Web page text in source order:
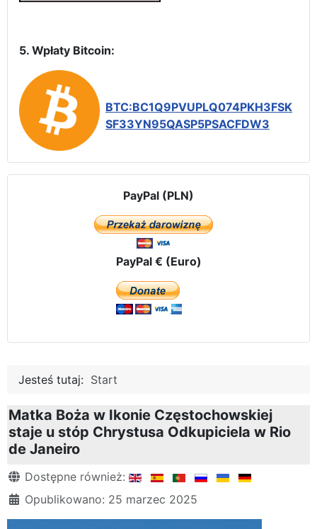
5. Wpłaty Bitcoin:
BTC:BC1Q9PVUPLQ074PKH3FSK
SF33YN95QASP5PSACFDW3
PayPal (PLN)
PayPal € (Euro)
Jesteś tutaj: Start
Matka Boża w Ikonie Częstochowskiej
staje u stóp Chrystusa Odkupiciela w Rio
de Janeiro
Szczegóły
Dostępne również:
Opublikowano: 25 marzec 2025